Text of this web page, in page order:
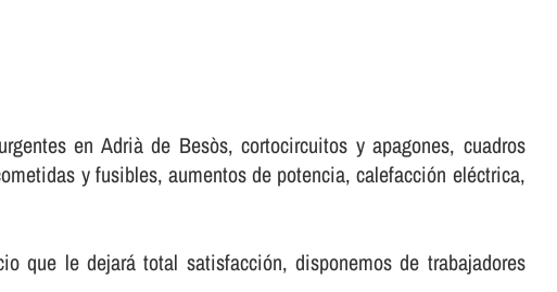
en Adrià de Besòs, cortocircuitos y apagones, cuadros
y fusibles, aumentos de potencia, calefacción eléctrica,
que le dejará total satisfacción, disponemos de trabajadores